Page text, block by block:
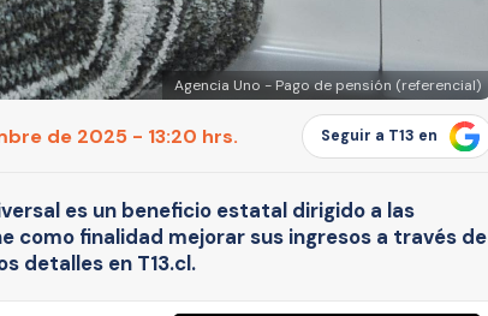
Agencia Uno - Pago de pensión (referencial)
de 2025 - 13:20 hrs. Seguir a T13 en
es un beneficio estatal dirigido a las
como finalidad mejorar sus ingresos a través de
detalles en T13.cl.